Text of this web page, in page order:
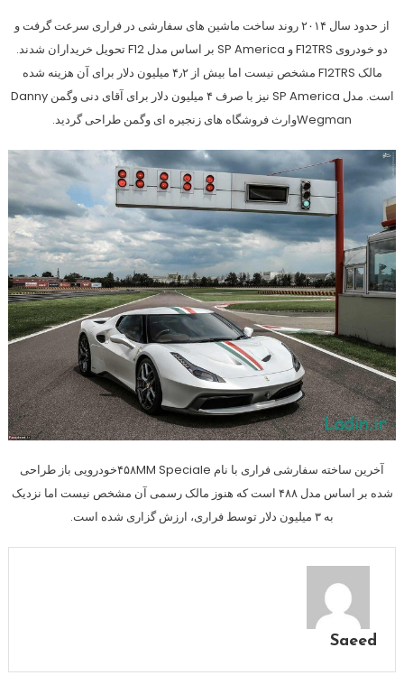
از حدود سال ۲۰۱۴ روند ساخت ماشین های سفارشی در فراری سرعت گرفت و
دو خودروی F12TRS و SP America بر اساس مدل F12 تحویل خریداران شدند.
مالک F12TRS مشخص نیست اما بیش از ۴٫۲ میلیون دلار برای آن هزینه شده
است. مدل SP America نیز با صرف ۴ میلیون دلار برای آقای دنی وگمن Danny
Wegmanوارث فروشگاه های زنجیره ای وگمن طراحی گردید.
آخرین ساخته سفارشی فراری با نام ۴۵۸MM Specialeخودرویی باز طراحی
شده بر اساس مدل ۴۸۸ است که هنوز مالک رسمی آن مشخص نیست اما نزدیک
به ۳ میلیون دلار توسط فراری، ارزش گزاری شده است.
Saeed